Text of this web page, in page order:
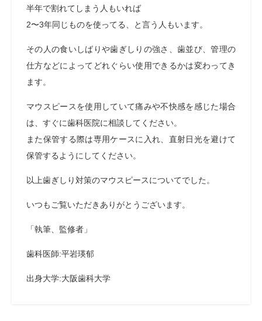
半年で割れてしまう人もいれば
2〜3年同じものを使ってる、と言う人もいます。
その人の食いしばりや歯ぎしりの強さ、歯並び、管理の
仕方などによってどれぐらい使用できるかは変わってき
ます。
マウスピースを使用していて痛みや不快感を感じた場合
は、すぐに歯科医院に相談してください。
また保管する際は専用ケースに入れ、直射日光を避けて
保管するようにしてください。
以上歯ぎしり対策のマウスピースについてでした。
いつもご覧いただきありがとうございます。
「執筆、監修者」
歯科医師:平岩瑛郁
出身大学:大阪歯科大学